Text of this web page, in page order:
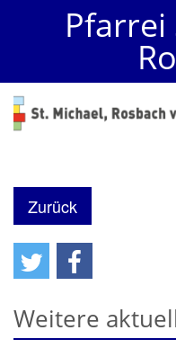
Pfarrei
Zurück
Weitere